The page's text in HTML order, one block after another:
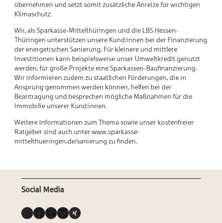
übernehmen und setzt somit zusätzliche Anreize für wichtigen
Klimaschutz.
Wir, als Sparkasse-Mittelthüringen und die LBS Hessen-
Thüringen unterstützen unsere Kund:innen bei der Finanzierung
der energetischen Sanierung. Für kleinere und mittlere
Investitionen kann beispielsweise unser Umweltkredit genutzt
werden, für große Projekte eine Sparkassen-Baufinanzierung.
Wir informieren zudem zu staatlichen Förderungen, die in
Ansprung genommen werden können, helfen bei der
Beantragung und besprechen mögliche Maßnahmen für die
Immobilie unserer Kund:innen.
Weitere Informationen zum Thema sowie unser kostenfreier
Ratgeber sind auch unter www.sparkasse-
mittelthueringen.de/sanierung zu finden.
Social Media
InstagramFacebook YouTube LinkedIn Link